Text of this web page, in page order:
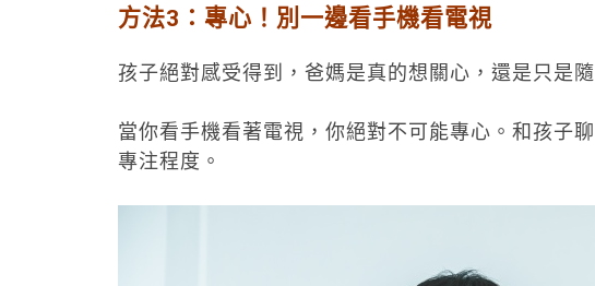
方法3：專心！別一邊看手機看電視
孩子絕對感受得到，爸媽是真的想關心，還是只是隨
當你看手機看著電視，你絕對不可能專心。和孩子
專注程度。